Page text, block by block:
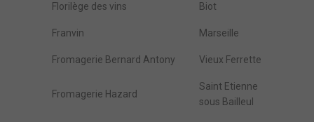
Florilège des vins Biot
Franvin Marseille
Fromagerie Bernard Antony Vieux Ferrette
Fromagerie Hazard
Saint Etienne
sous Bailleul